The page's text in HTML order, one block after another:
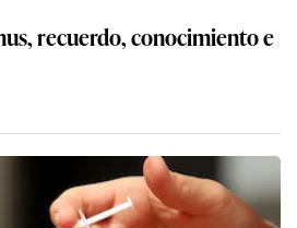
recuerdo, conocimiento e